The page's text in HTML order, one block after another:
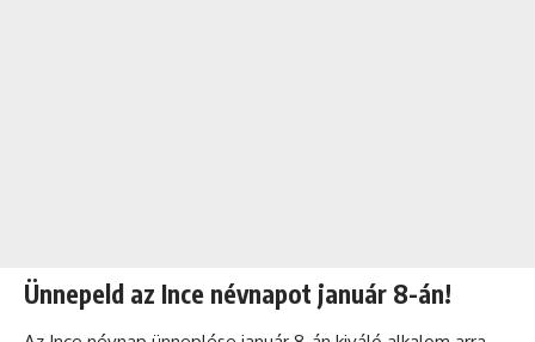
Ünnepeld az Ince névnapot január 8-án!